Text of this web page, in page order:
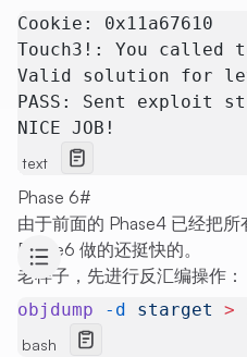
Cookie: 0x11a67610
Touch3!: You called
Valid solution for
PASS: Sent exploit
NICE JOB!
text
Phase 6#
由于前面的 Phase4 已经把所
Phase6 做的还挺快的。
老样子，先进行反汇编操作：
objdump -d starget >
bash